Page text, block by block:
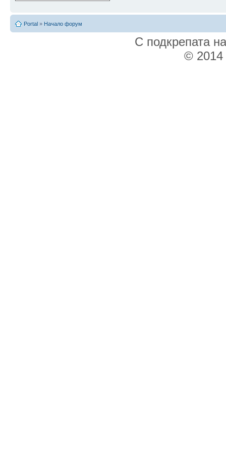
Portal » Начало форум
С подкрепата
© 2014